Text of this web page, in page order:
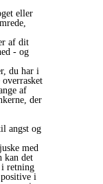
eller
af dit
- og
du har i
af
der
angst og
med
kan det
retning
i